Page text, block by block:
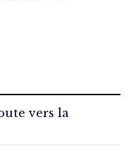
vers la